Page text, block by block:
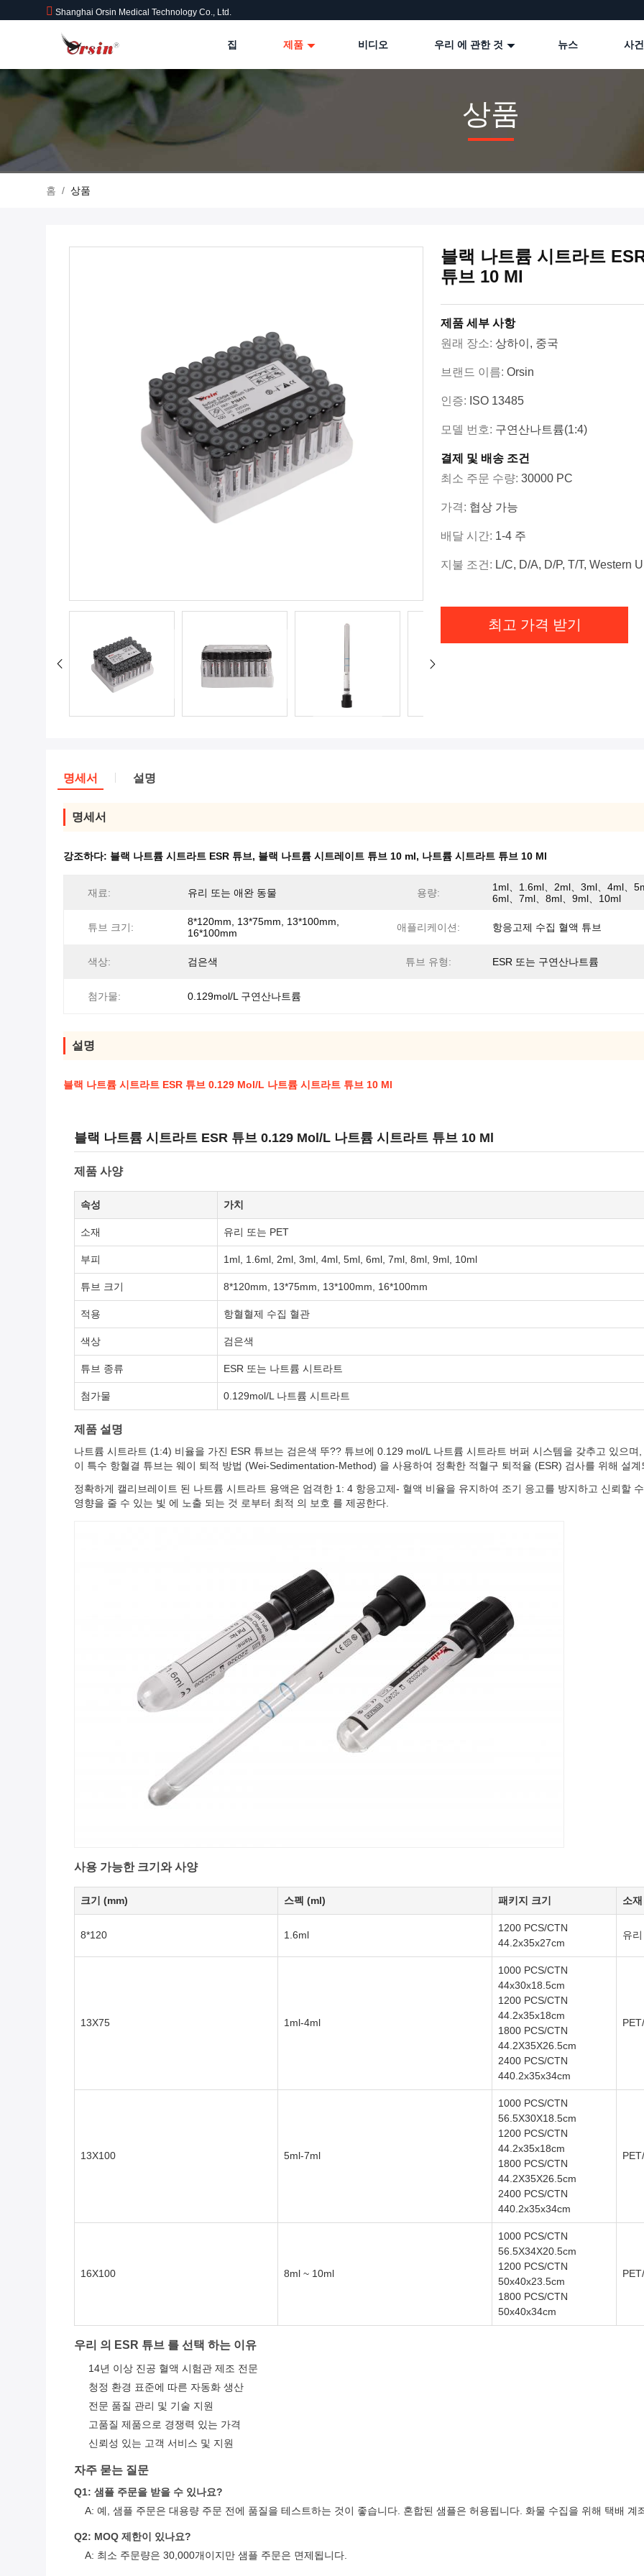
Shanghai Orsin Medical Technology Co., Ltd.
집 제품 비디오 우리 에 관한 것 뉴스 사건
상품
홈 / 상품
블랙 나트륨 시트라트
튜브 10 Ml
제품 세부 사항
원래 장소: 상하이, 중국
브랜드 이름: Orsin
인증: ISO 13485
모델 번호: 구연산나트륨(1:4)
결제 및 배송 조건
최소 주문 수량: 30000 PC
가격: 협상 가능
배달 시간: 1-4 주
지불 조건: L/C, D/A, D/P, T/T, Western
최고 가격 받기
명세서 설명
명세서
강조하다: 블랙 나트륨 시트라트 ESR 튜브, 블랙 나트륨 시트레이트 튜브 10 ml, 나트륨 시트라트 튜브 10 Ml
재료: 유리 또는 애완 동물 용량:
1ml、1.6ml、2ml、3ml、4ml、
6ml、7ml、8ml、9ml、10ml
튜브 크기:
8*120mm, 13*75mm, 13*100mm,
16*100mm
애플리케이션: 항응고제 수집 혈액 튜브
색상: 검은색 튜브 유형: ESR 또는 구연산나트륨
첨가물: 0.129mol/L 구연산나트륨
설명
블랙 나트륨 시트라트 ESR 튜브 0.129 Mol/L 나트륨 시트라트 튜브 10 Ml
블랙 나트륨 시트라트 ESR 튜브 0.129 Mol/L 나트륨 시트라트 튜브 10 Ml
제품 사양
속성 가치
소재 유리 또는 PET
부피 1ml, 1.6ml, 2ml, 3ml, 4ml, 5ml, 6ml, 7ml, 8ml, 9ml, 10ml
튜브 크기 8*120mm, 13*75mm, 13*100mm, 16*100mm
적용 항혈혈제 수집 혈관
색상 검은색
튜브 종류 ESR 또는 나트륨 시트라트
첨가물 0.129mol/L 나트륨 시트라트
제품 설명
나트륨 시트라트 (1:4) 비율을 가진 ESR 튜브는 검은색 뚜?? 튜브에 0.129 mol/L 나트륨 시트라트 버퍼 시스템을 갖추고 있으
이 특수 항혈결 튜브는 웨이 퇴적 방법 (Wei-Sedimentation-Method) 을 사용하여 정확한 적혈구 퇴적율 (ESR) 검사를 위해 설계
정확하게 캘리브레이트 된 나트륨 시트라트 용액은 엄격한 1: 4 항응고제- 혈액 비율을 유지하여 조기 응고를 방지하고 신뢰할
영향을 줄 수 있는 빛 에 노출 되는 것 로부터 최적 의 보호 를 제공한다.
사용 가능한 크기와 사양
크기 (mm) 스펙 (ml) 패키지 크기 소재
8*120 1.6ml
1200 PCS/CTN
44.2x35x27cm
유리
13X75 1ml-4ml
1000 PCS/CTN
44x30x18.5cm
1200 PCS/CTN
44.2x35x18cm
1800 PCS/CTN
44.2X35X26.5cm
2400 PCS/CTN
440.2x35x34cm
13X100 5ml-7ml
1000 PCS/CTN
56.5X30X18.5cm
1200 PCS/CTN
44.2x35x18cm
1800 PCS/CTN
44.2X35X26.5cm
2400 PCS/CTN
440.2x35x34cm
16X100 8ml ~ 10ml
1000 PCS/CTN
56.5X34X20.5cm
1200 PCS/CTN
50x40x23.5cm
1800 PCS/CTN
50x40x34cm
우리 의 ESR 튜브 를 선택 하는 이유
14년 이상 진공 혈액 시험관 제조 전문
청정 환경 표준에 따른 자동화 생산
전문 품질 관리 및 기술 지원
고품질 제품으로 경쟁력 있는 가격
신뢰성 있는 고객 서비스 및 지원
자주 묻는 질문
Q1: 샘플 주문을 받을 수 있나요?
A: 예, 샘플 주문은 대용량 주문 전에 품질을 테스트하는 것이 좋습니다. 혼합된 샘플은 허용됩니다. 화물 수집을 위해 택배 계
Q2: MOQ 제한이 있나요?
A: 최소 주문량은 30,000개이지만 샘플 주문은 면제됩니다.